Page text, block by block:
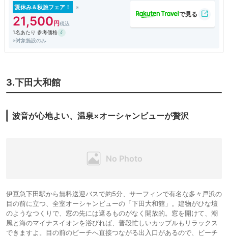
おり好みではなかったが、品数も見た目も良く工夫されていました。
大手資本の会社さんが経営しており、お年賀でリポＤをいただきました。
夏休み＆秋旅フェア！
21,500
1名あたり 参考価格
※対象施設のみ
3.下田大和館
波音が心地よい、温泉×オーシャンビューが贅沢
伊豆急下田駅から無料送迎バスで約5分、サーフィンで有名な多々戸浜の
目の前に立つ、全室オーシャンビューの「下田大和館」。建物がひな壇
のようなつくりで、窓の先には遮るものがなく開放的。窓を開けて、潮
風と海のマイナスイオンを浴びれば、普段忙しいカップルもリラックス
できますよ。目の前のビーチへ直接つながる出入口があるので、ビーチ